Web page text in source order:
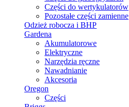
Części do wertykulatorów
Pozostałe części zamienne
Odzież robocza i BHP
Gardena
Akumulatorowe
Elektryczne
Narzędzia ręczne
Nawadnianie
Akcesoria
Oregon
Części